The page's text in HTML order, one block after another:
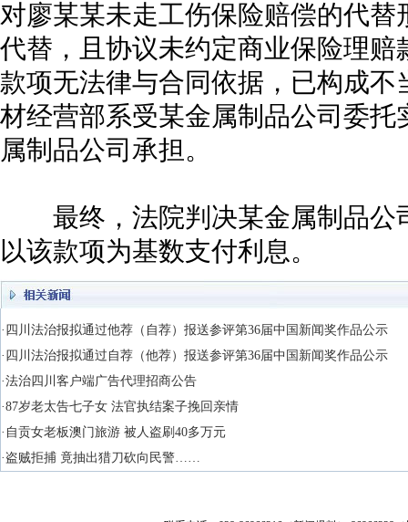
对廖某某未走工伤保险赔偿的代
代替，且协议未约定商业保险理
款项无法律与合同依据，已构成
材经营部系受某金属制品公司委
属制品公司承担。
最终，法院判决某金属制品公
以该款项为基数支付利息。
·四川法治报拟通过他荐（自荐）报送参评第36届中国新闻奖作品公示
·四川法治报拟通过自荐（他荐）报送参评第36届中国新闻奖作品公示
·法治四川客户端广告代理招商公告
·87岁老太告七子女 法官执结案子挽回亲情
·自贡女老板澳门旅游 被人盗刷40多万元
·盗贼拒捕 竟抽出猎刀砍向民警……